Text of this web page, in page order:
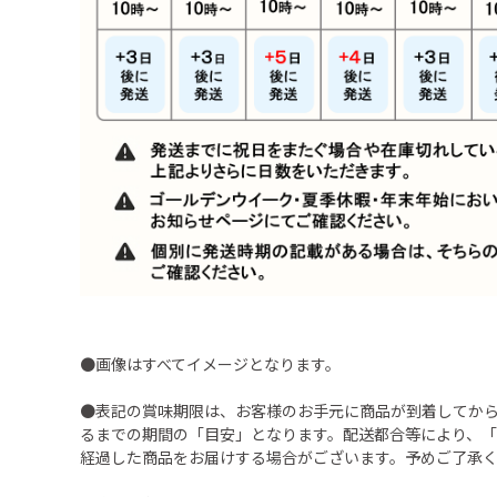
●画像はすべてイメージとなります。
●表記の賞味期限は、お客様のお手元に商品が到着してか
るまでの期間の「目安」となります。配送都合等により、
経過した商品をお届けする場合がございます。予めご了承